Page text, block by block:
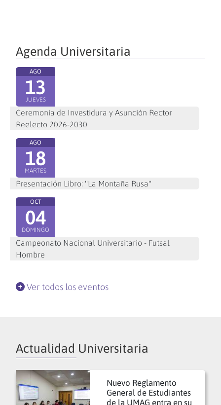
Agenda Universitaria
AGO
13
JUEVES
Ceremonia de Investidura y Asunción Rector
Reelecto 2026-2030
AGO
18
MARTES
Presentación Libro: "La Montaña Rusa"
OCT
04
DOMINGO
Campeonato Nacional Universitario - Futsal
Hombre
Ver todos los eventos
Actualidad Universitaria
Nuevo Reglamento
General de Estudiantes
de la UMAG entra en su